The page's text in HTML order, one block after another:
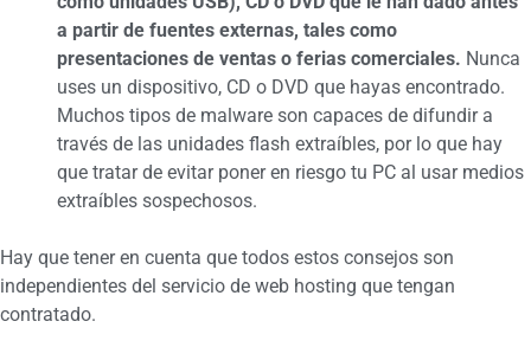
a partir de fuentes externas, tales como
presentaciones de ventas o ferias comerciales. Nunca
uses un dispositivo, CD o DVD que hayas encontrado.
Muchos tipos de malware son capaces de difundir a
través de las unidades flash extraíbles, por lo que hay
que tratar de evitar poner en riesgo tu PC al usar medios
extraíbles sospechosos.
Hay que tener en cuenta que todos estos consejos son
independientes del servicio de web hosting que tengan
contratado.